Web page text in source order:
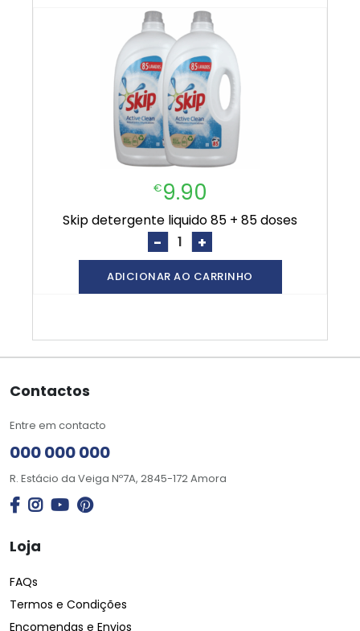
€9.90
skip detergente liquido 85 + 85 doses
- +
ADICIONAR AO CARRINHO
Contactos
Entre em contacto
000 000 000
R. Estácio da Veiga Nº7A, 2845-172 Amora
Loja
FAQs
Termos e Condições
Encomendas e Envios